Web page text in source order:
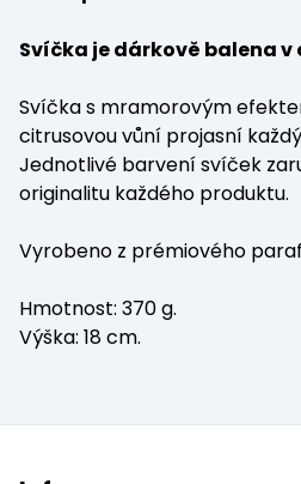
Svíčka je dárkově balena v
Svíčka s mramorovým
citrusovou vůní projasní
Jednotlivé barvení svíček
originalitu každého produktu.
Vyrobeno z prémiového
Hmotnost: 370 g.
Výška: 18 cm.